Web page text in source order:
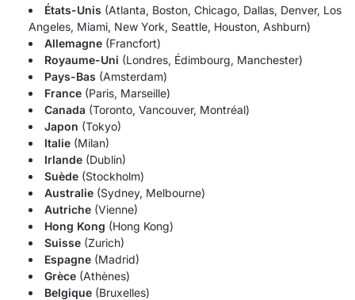
États-Unis (Atlanta, Boston, Chicago, Dallas, Denver, Los
Angeles, Miami, New York, Seattle, Houston, Ashburn)
Allemagne (Francfort)
Royaume-Uni (Londres, Édimbourg, Manchester)
Pays-Bas (Amsterdam)
France (Paris, Marseille)
Canada (Toronto, Vancouver, Montréal)
Japon (Tokyo)
Italie (Milan)
Irlande (Dublin)
Suède (Stockholm)
Australie (Sydney, Melbourne)
Autriche (Vienne)
Hong Kong (Hong Kong)
Suisse (Zurich)
Espagne (Madrid)
Grèce (Athènes)
Belgique (Bruxelles)